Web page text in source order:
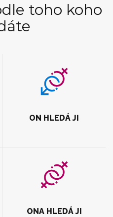
toho koho
ON HLEDÁ JI
ONA HLEDÁ JI